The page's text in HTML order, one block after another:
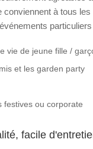
conviennent à tous
vie de jeune fille /
et les garden party
festives ou corporate
facile